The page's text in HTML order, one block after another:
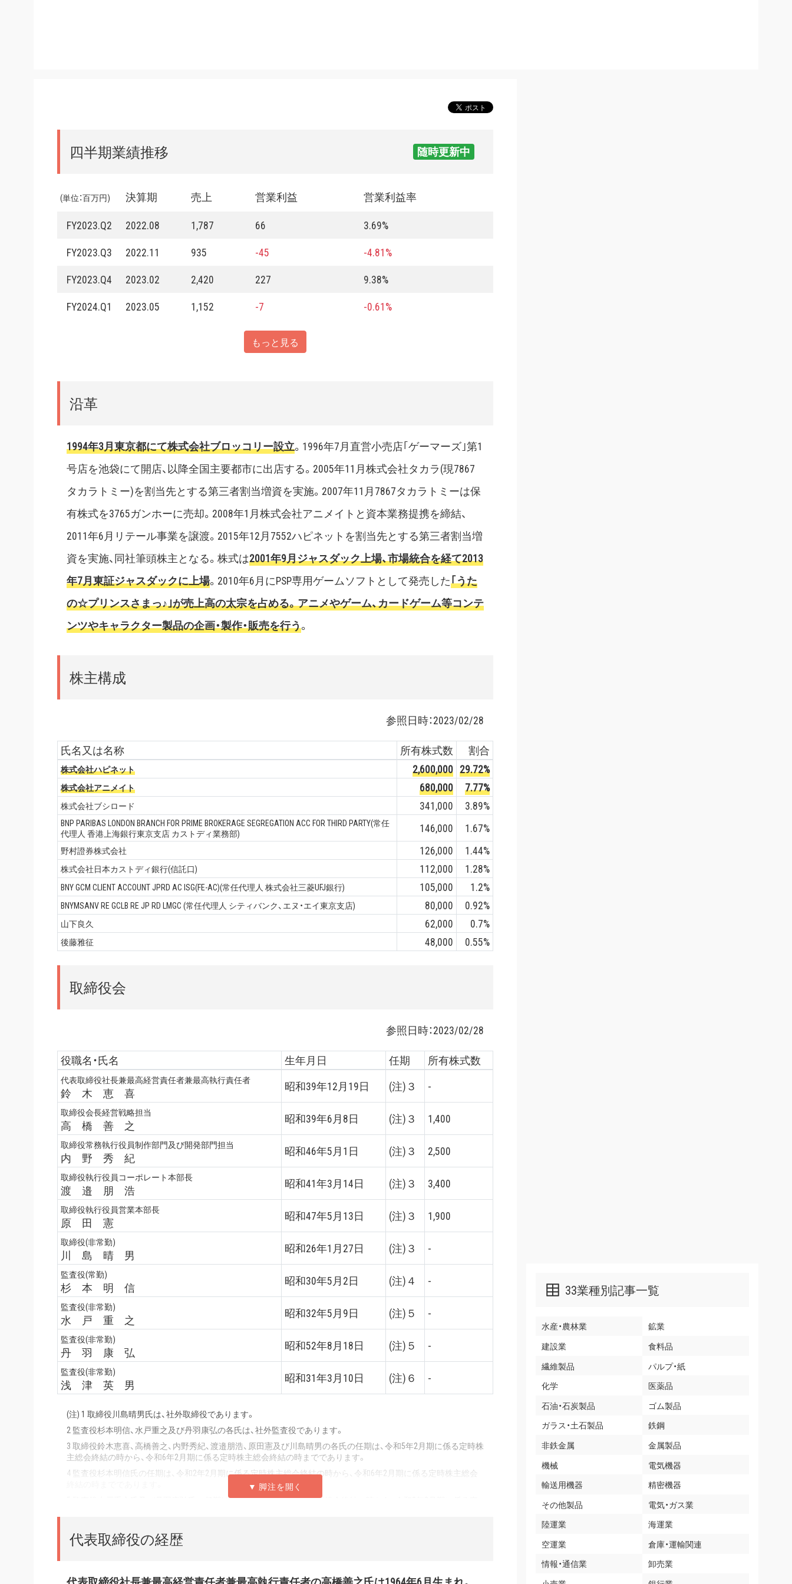
四半期業績推移 随時更新中
(単位：百万円) 決算期 売上 営業利益
営業利益率
FY2023.Q2
2022.08 1,787 66
3.69%
FY2023.Q3
2022.11 935 -45
-4.81%
FY2023.Q4
2023.02 2,420 227
9.38%
FY2024.Q1
2023.05 1,152 -7 -0.61%
もっと見る
沿革
1994年3月東京都にて株式会社ブロッコリー設立。1996年7月直営小売店｢ゲーマーズ｣第1
号店を池袋にて開店、以降全国主要都市に出店する。2005年11月株式会社タカラ(現7867
タカラトミー)を割当先とする第三者割当増資を実施。2007年11月7867タカラトミーは保
有株式を3765ガンホーに売却。2008年1月株式会社アニメイトと資本業務提携を締結、
2011年6月リテール事業を譲渡。2015年12月7552ハピネットを割当先とする第三者割当増
資を実施、同社筆頭株主となる。株式は2001年9月ジャスダック上場、市場統合を経て2013
年7月東証ジャスダックに上場。2010年6月にPSP専用ゲームソフトとして発売した｢うた
の☆プリンスさまっ♪｣が売上高の太宗を占める。アニメやゲーム、カードゲーム等コンテ
ンツやキャラクター製品の企画・製作・販売を行う。
株主構成
参照日時：2023/02/28
氏名又は名称
所有株式数 割合
株式会社ハピネット 2,600,000 29.72%
株式会社アニメイト 680,000 7.77%
株式会社ブシロード 341,000 3.89%
BNP PARIBAS LONDON BRANCH FOR PRIME BROKERAGE SEGREGATION ACC FOR THIRD PARTY(常任
代理人 香港上海銀行東京支店 カストディ業務部)
146,000 1.67%
野村證券株式会社 126,000 1.44%
株式会社日本カストディ銀行(信託口) 112,000 1.28%
BNY GCM CLIENT ACCOUNT JPRD AC ISG(FE-AC)(常任代理人 株式会社三菱UFJ銀行) 105,000 1.2%
BNYMSANV RE GCLB RE JP RD LMGC (常任代理人 シティバンク、エヌ・エイ東京支店) 80,000 0.92%
山下良久 62,000 0.7%
後藤雅征 48,000 0.55%
取締役会
参照日時：2023/02/28
役職名・氏名
生年月日 任期 所有株式数
代表取締役社長兼最高経営責任者兼最高執行責任者
鈴 木 恵 喜 昭和39年12月19日 (注)３ -
取締役会長経営戦略担当
高 橋 善 之 昭和39年6月8日 (注)３ 1,400
取締役常務執行役員制作部門及び開発部門担当
内 野 秀 紀 昭和46年5月1日 (注)３ 2,500
取締役執行役員コーポレート本部長
渡 邉 朋 浩 昭和41年3月14日 (注)３ 3,400
取締役執行役員営業本部長
原 田 憲 昭和47年5月13日 (注)３ 1,900
取締役(非常勤)
川 島 晴 男 昭和26年1月27日 (注)３ -
監査役(常勤)
杉 本 明 信 昭和30年5月2日 (注)４ -
監査役(非常勤)
水 戸 重 之 昭和32年5月9日 (注)５ -
監査役(非常勤)
丹 羽 康 弘 昭和52年8月18日 (注)５ -
監査役(非常勤)
浅 津 英 男 昭和31年3月10日 (注)６ -
(注) 1 取締役川島晴男氏は、社外取締役であります。
2 監査役杉本明信、水戸重之及び丹羽康弘の各氏は、社外監査役であります。
3 取締役鈴木恵喜、高橋善之、内野秀紀、渡邉朋浩、原田憲及び川島晴男の各氏の任期は、令和5年2月期に係る定時株
主総会終結の時から、令和6年2月期に係る定時株主総会終結の時までであります。
4 監査役杉本明信氏の任期は、令和2年2月期に係る定時株主総会終結の時から、令和6年2月期に係る定時株主総会
5 監査役水戸重之氏及び丹羽康弘氏の任期は、令和4年2月期に係る定時総会終結の時から、令和8年2月期に係る定
終結の時までであります。
代表取締役の経歴
33業種別記事一覧
水産・農林業
鉱業
建設業
食料品
繊維製品
パルプ・紙
化学
医薬品
石油・石炭製品
ゴム製品
ガラス・土石製品
鉄鋼
非鉄金属
金属製品
機械
電気機器
輸送用機器
精密機器
その他製品
電気・ガス業
陸運業
海運業
空運業
倉庫・運輸関連
情報・通信業
卸売業